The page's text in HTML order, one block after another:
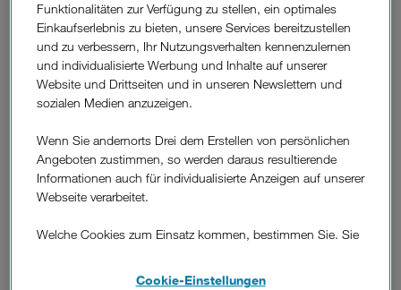
Damit du dir deine Bewerbung bei Drei so einfach und
transparent wie möglich vorstellen kannst, haben wir für
dich die wichtigsten Informationen rund um den
Bewerbungsprozeß zusammengestellt.
Soläuft es ab.
Als erster Schritt schick uns deine Bewerbung. Es kommt
dann zu einem ersten persönlichen Gespräch, gefolgt von
einem möglichen zweiten Gespräch. In der
Entscheidungsphase wird der Dienstvertrag unterzeichnet.
Wir freuen uns dich im Anschluß bei Drei willkommen zu
Funktionalitäten zur Verfügung zu stellen, ein optimales
Einkaufserlebnis zu bieten, unsere Services bereitzustellen
und zu verbessern, Ihr Nutzungsverhalten kennenzulernen
und individualisierte Werbung und Inhalte auf unserer
Website und Drittseiten und in unseren Newslettern und
sozialen Medien anzuzeigen.
Wenn Sie andernorts Drei dem Erstellen von persönlichen
Angeboten zustimmen, so werden daraus resultierende
Informationen auch für individualisierte Anzeigen auf unserer
Webseite verarbeitet.
Welche Cookies zum Einsatz kommen, bestimmen Sie. Sie
Details und alle Optionen finden Sie unter „Cookie-
Cookie-Einstellungen